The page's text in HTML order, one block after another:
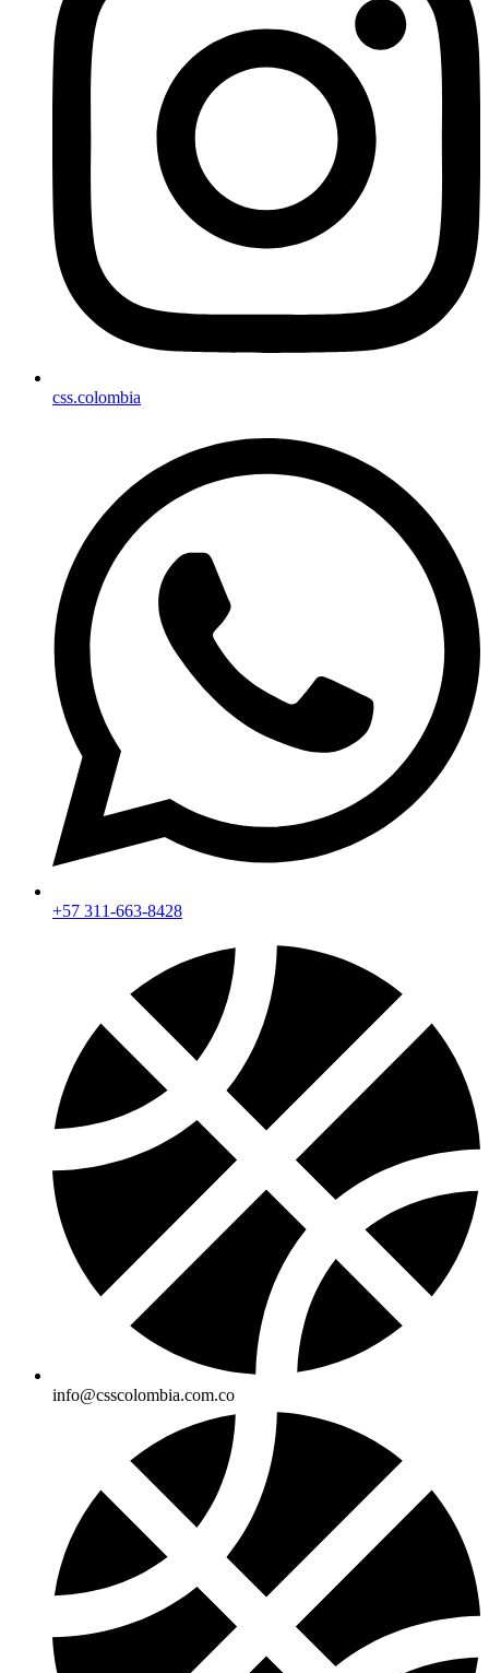
css.colombia
+57 311-663-8428
info@csscolombia.com.co